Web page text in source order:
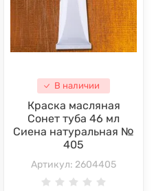
В наличии
Краска масляная
Сонет туба 46 мл
Сиена натуральная №
405
Артикул: 2604405